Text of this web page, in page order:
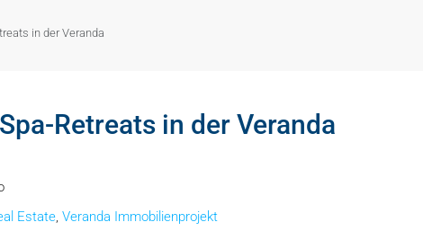
in der Veranda
Retreats in der Veranda
Estate, Veranda Immobilienprojekt